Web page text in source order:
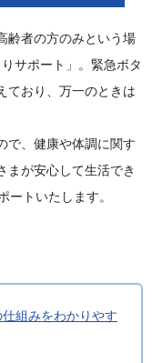
齢者の方のみという場
サポート」。緊急ボタ
ており、万一のときは
で、健康や体調に関す
まが安心して生活でき
ートいたします。
組みをわかりやす